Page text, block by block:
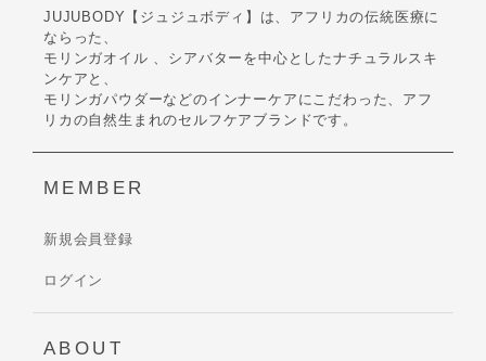
JUJUBODY【ジュジュボディ】は、アフリカの伝統医療に
ならった、
モリンガオイル 、シアバターを中心としたナチュラルスキ
ンケアと、
モリンガパウダーなどのインナーケアにこだわった、アフ
リカの自然生まれのセルフケアブランドです。
MEMBER
新規会員登録
ログイン
ABOUT